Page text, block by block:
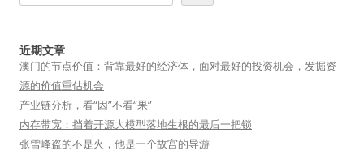
近期文章
澳门的节点价值：背靠最好的经济体，面对最好的投资机会，发掘资
源的价值重估机会
产业链分析，看“因”不看“果”
内存带宽：挡着开源大模型落地生根的最后一把锁
张雪峰盗的不是火，他是一个故宫的导游